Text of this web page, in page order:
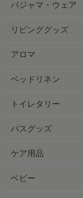
パジャマ・ウェア
リビンググッズ
アロマ
ベッドリネン
トイレタリー
バスグッズ
ケア用品
ベビー